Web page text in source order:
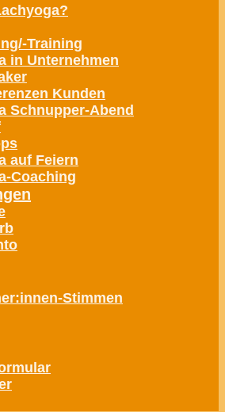
Training
in Unternehmen
Kunden
Schnupper-Abend
auf Feiern
Coaching
Stimmen